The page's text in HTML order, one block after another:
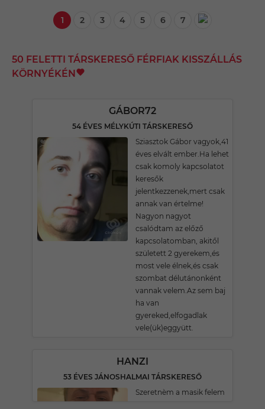
1 2 3 4 5 6 7
50 FELETTI TÁRSKERESŐ FÉRFIAK KISSZÁLLÁS
KÖRNYÉKÉN
GÁBOR72
54 ÉVES MÉLYKÚTI TÁRSKERESŐ
Sziasztok Gábor vagyok,41
éves elvált ember.Ha lehet
csak komoly kapcsolatot
keresők
jelentkezzenek,mert csak
annak van értelme!
Nagyon nagyot
csalódtam az előző
kapcsolatomban, akitől
született 2 gyerekem,és
most vele élnek,és csak
szombat délutánonként
vannak velem.Az sem baj
ha van
gyereked,elfogadlak
vele(ük)eggyütt.
HANZI
53 ÉVES JÁNOSHALMAI TÁRSKERESŐ
Szeretnèm a masik felem